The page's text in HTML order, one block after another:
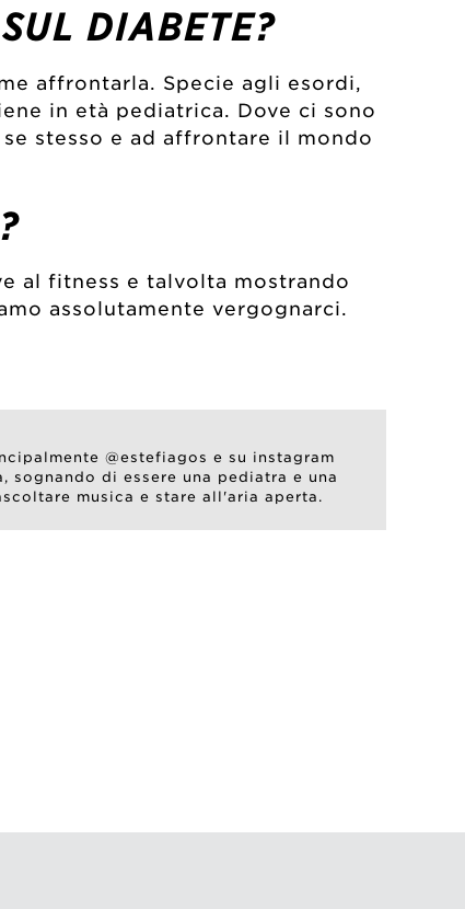
DIABETE?
affrontarla. Specie agli esordi,
in età pediatrica. Dove ci sono
stesso e ad affrontare il mondo
al fitness e talvolta mostrando
assolutamente vergognarci.
@estefiagos e su instagram
sognando di essere una pediatra e una
musica e stare all'aria aperta.